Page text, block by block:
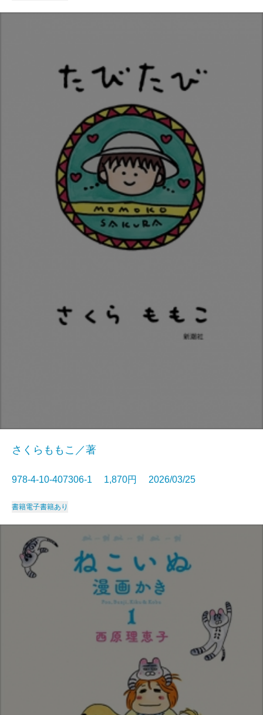
さくらももこ／著
978-4-10-407306-1 1,870円 2026/03/25
書籍電子書籍あり